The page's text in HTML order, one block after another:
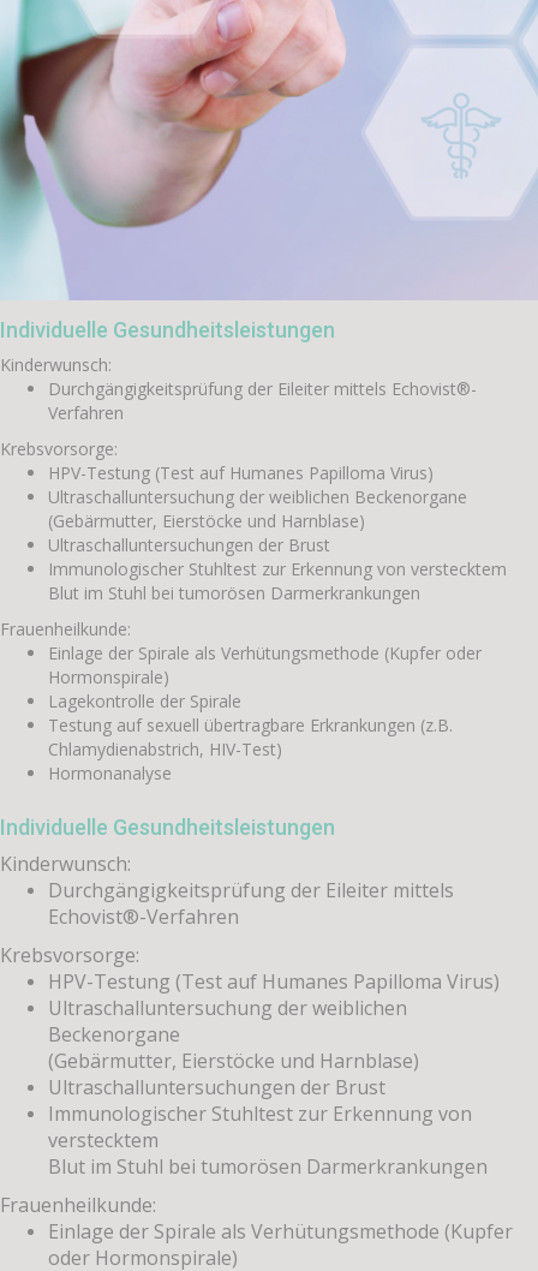
Individuelle Gesundheitsleistungen
Kinderwunsch:
Durchgängigkeitsprüfung der Eileiter mittels Echovist®-
Verfahren
Krebsvorsorge:
HPV-Testung (Test auf Humanes Papilloma Virus)
Ultraschalluntersuchung der weiblichen Beckenorgane
(Gebärmutter, Eierstöcke und Harnblase)
Ultraschalluntersuchungen der Brust
Immunologischer Stuhltest zur Erkennung von verstecktem
Blut im Stuhl bei tumorösen Darmerkrankungen
Frauenheilkunde:
Einlage der Spirale als Verhütungsmethode (Kupfer oder
Hormonspirale)
Lagekontrolle der Spirale
Testung auf sexuell übertragbare Erkrankungen (z.B.
Chlamydienabstrich, HIV-Test)
Hormonanalyse
Individuelle Gesundheitsleistungen
Kinderwunsch:
Durchgängigkeitsprüfung der Eileiter mittels
Echovist®-Verfahren
Krebsvorsorge:
HPV-Testung (Test auf Humanes Papilloma Virus)
Ultraschalluntersuchung der weiblichen
Beckenorgane
(Gebärmutter, Eierstöcke und Harnblase)
Ultraschalluntersuchungen der Brust
Immunologischer Stuhltest zur Erkennung von
verstecktem
Blut im Stuhl bei tumorösen Darmerkrankungen
Frauenheilkunde:
Einlage der Spirale als Verhütungsmethode (Kupfer
oder Hormonspirale)